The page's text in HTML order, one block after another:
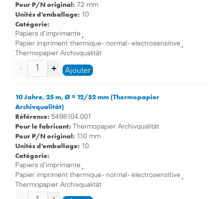
Pour P/N original: 72 mm
Unités d’emballage: 10
Catégorie:
Papiers d’imprimante ,
Papier impriment thermique - normal - electrosensitive ,
Thermopapier Archivqualität
Ajouter
10 Jahre, 25 m, Ø = 12/52 mm (Thermopapier
Archivqualität)
Référence: 5498104.001
Pour le fabricant: Thermopapier Archivqualität
Pour P/N original: 110 mm
Unités d’emballage: 10
Catégorie:
Papiers d’imprimante ,
Papier impriment thermique - normal - electrosensitive ,
Thermopapier Archivqualität